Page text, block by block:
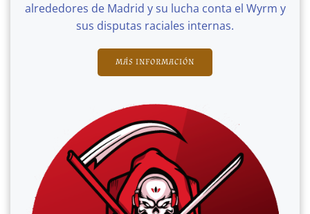
alrededores de Madrid y su lucha conta el Wyrm y
sus disputas raciales internas.
MÁS INFORMACIÓN